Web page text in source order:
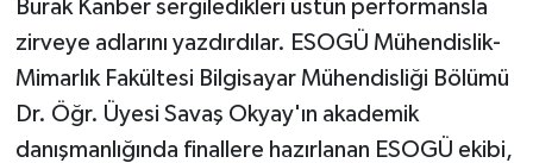
Burak Kanber sergiledikleri üstün performansla
zirveye adlarını yazdırdılar. ESOGÜ Mühendislik-
Mimarlık Fakültesi Bilgisayar Mühendisliği Bölümü
Dr. Öğr. Üyesi Savaş Okyay'ın akademik
danışmanlığında finallere hazırlanan ESOGÜ ekibi,
YEREL
Yerel Haberler